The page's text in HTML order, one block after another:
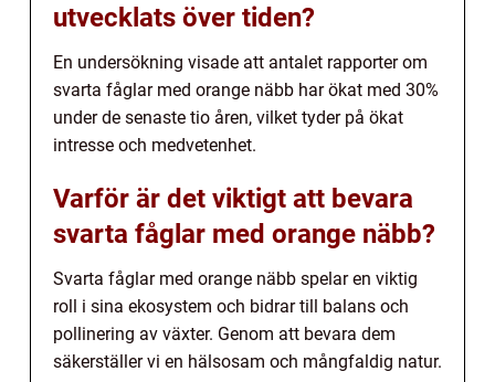
utvecklats över tiden?
En undersökning visade att antalet rapporter om
svarta fåglar med orange näbb har ökat med 30%
under de senaste tio åren, vilket tyder på ökat
intresse och medvetenhet.
Varför är det viktigt att bevara
svarta fåglar med orange näbb?
Svarta fåglar med orange näbb spelar en viktig
roll i sina ekosystem och bidrar till balans och
pollinering av växter. Genom att bevara dem
säkerställer vi en hälsosam och mångfaldig natur.